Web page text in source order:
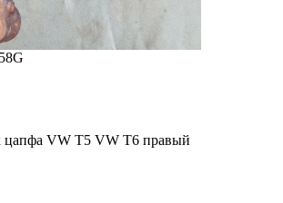
цапфа VW T5 VW T6 правый